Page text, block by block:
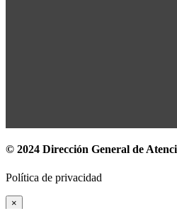
© 2024 Dirección General de
Política de privacidad
×